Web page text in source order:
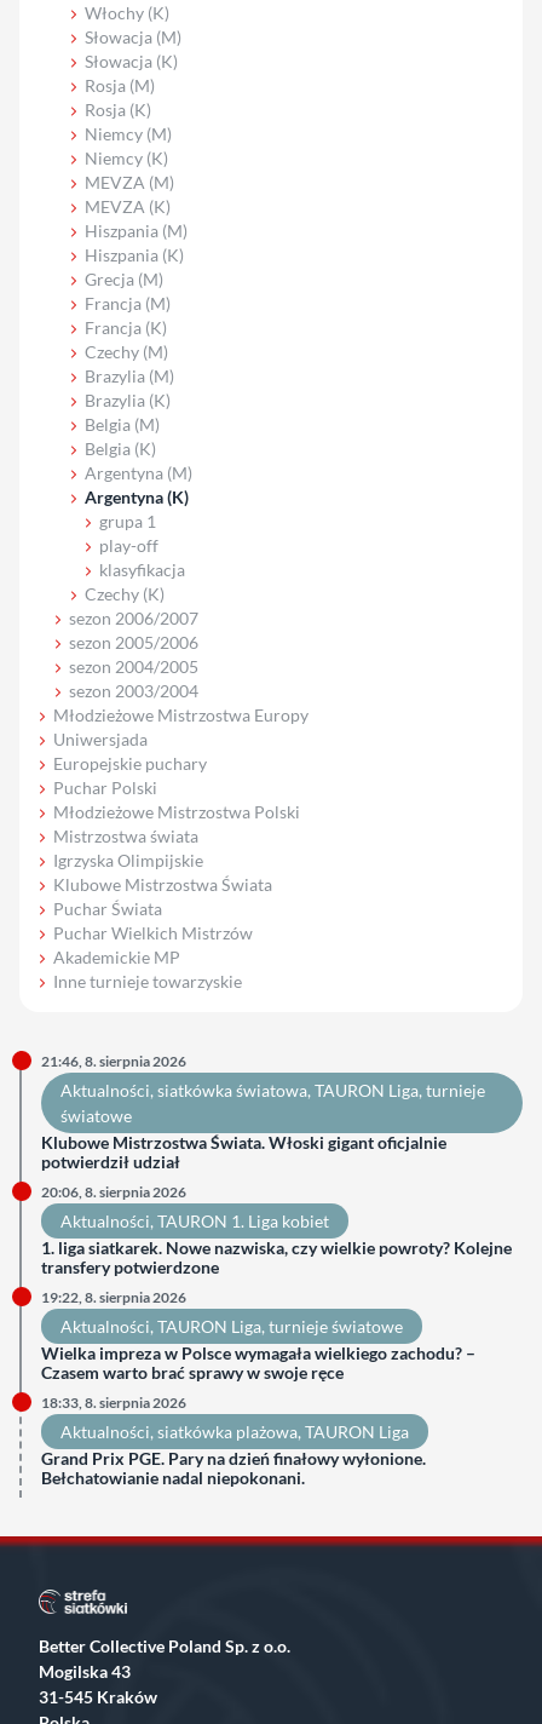
Włochy (K)
Słowacja (M)
Słowacja (K)
Rosja (M)
Rosja (K)
Niemcy (M)
Niemcy (K)
MEVZA (M)
MEVZA (K)
Hiszpania (M)
Hiszpania (K)
Grecja (M)
Francja (M)
Francja (K)
Czechy (M)
Brazylia (M)
Brazylia (K)
Belgia (M)
Belgia (K)
Argentyna (M)
Argentyna (K)
grupa 1
play-off
klasyfikacja
Czechy (K)
sezon 2006/2007
sezon 2005/2006
sezon 2004/2005
sezon 2003/2004
Młodzieżowe Mistrzostwa Europy
Uniwersjada
Europejskie puchary
Puchar Polski
Młodzieżowe Mistrzostwa Polski
Mistrzostwa świata
Igrzyska Olimpijskie
Klubowe Mistrzostwa Świata
Puchar Świata
Puchar Wielkich Mistrzów
Akademickie MP
Inne turnieje towarzyskie
21:46, 8. sierpnia 2026
Aktualności, siatkówka światowa, TAURON Liga, turnieje
światowe
Klubowe Mistrzostwa Świata. Włoski gigant oficjalnie
potwierdził udział
20:06, 8. sierpnia 2026
Aktualności, TAURON 1. Liga kobiet
1. liga siatkarek. Nowe nazwiska, czy wielkie powroty? Kolejne
transfery potwierdzone
19:22, 8. sierpnia 2026
Aktualności, TAURON Liga, turnieje światowe
Wielka impreza w Polsce wymagała wielkiego zachodu? –
Czasem warto brać sprawy w swoje ręce
18:33, 8. sierpnia 2026
Aktualności, siatkówka plażowa, TAURON Liga
Grand Prix PGE. Pary na dzień finałowy wyłonione.
Bełchatowianie nadal niepokonani.
Better Collective Poland Sp. z o.o.
Mogilska 43
31-545 Kraków